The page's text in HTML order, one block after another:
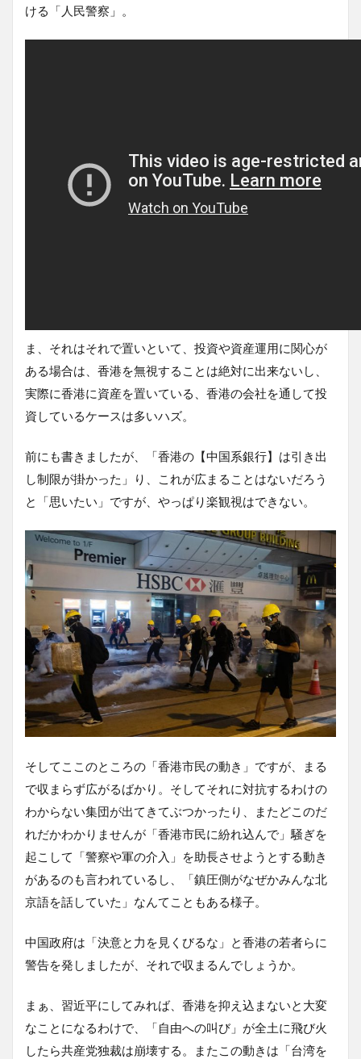
ける「人民警察」。
ま、それはそれで置いといて、投資や資産運用に関心が
ある場合は、香港を無視することは絶対に出来ないし、
実際に香港に資産を置いている、香港の会社を通して投
資しているケースは多いハズ。
前にも書きましたが、「香港の【中国系銀行】は引き出
し制限が掛かった」り、これが広まることはないだろう
と「思いたい」ですが、やっぱり楽観視はできない。
そしてここのところの「香港市民の動き」ですが、まる
で収まらず広がるばかり。そしてそれに対抗するわけの
わからない集団が出てきてぶつかったり、またどこのだ
れだかわかりませんが「香港市民に紛れ込んで」騒ぎを
起こして「警察や軍の介入」を助長させようとする動き
があるのも言われているし、「鎮圧側がなぜかみんな北
京語を話していた」なんてこともある様子。
中国政府は「決意と力を見くびるな」と香港の若者らに
警告を発しましたが、それで収まるんでしょうか。
まぁ、習近平にしてみれば、香港を抑え込まないと大変
なことになるわけで、「自由への叫び」が全土に飛び火
したら共産党独裁は崩壊する。またこの動きは「台湾を